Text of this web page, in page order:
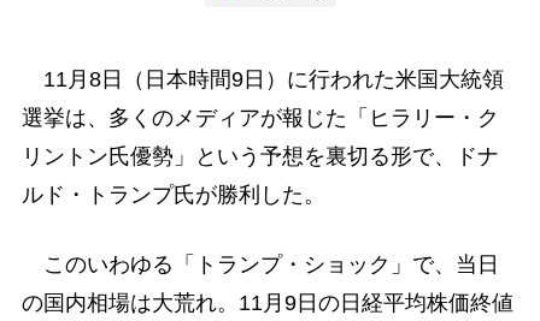
11月8日（日本時間9日）に行われた米国大統領
選挙は、多くのメディアが報じた「ヒラリー・ク
リントン氏優勢」という予想を裏切る形で、ドナ
ルド・トランプ氏が勝利した。
このいわゆる「トランプ・ショック」で、当日
の国内相場は大荒れ。11月9日の日経平均株価終値